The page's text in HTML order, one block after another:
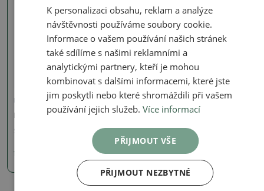
Keramické figurky
Keramická figurka
120 Kč
K personalizaci obsahu, reklam a analýze
návštěvnosti používáme soubory cookie.
Informace o vašem používání našich stránek
také sdílíme s našimi reklamními a
analytickými partnery, kteří je mohou
kombinovat s dalšími informacemi, které jste
jim poskytli nebo které shromáždili při vašem
používání jejich služeb.Více informací
PŘIJMOUT VŠE
PŘIJMOUT NEZBYTNÉ